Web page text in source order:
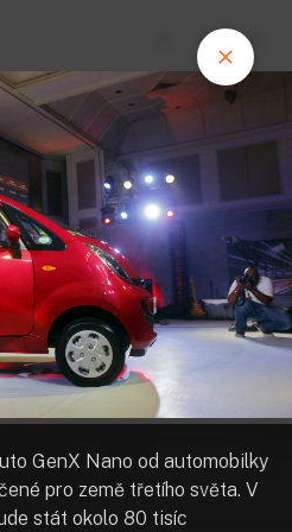
a robotí číšníci.
na byznysové
týdne
GenX Nano od automobilky
pro země třetího světa. V
stát okolo 80 tisíc